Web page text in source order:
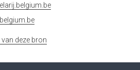
van deze bron